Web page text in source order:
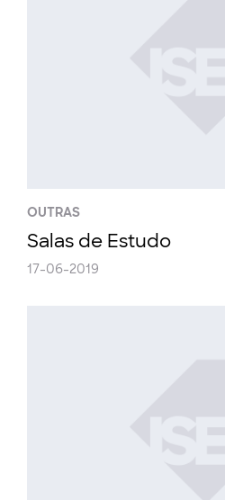
OUTRAS
Salas de Estudo
17-06-2019